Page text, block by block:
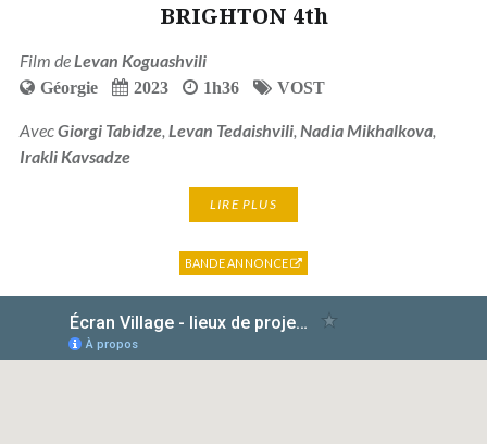
BRIGHTON 4th
Film de Levan Koguashvili
Géorgie 2023 1h36 VOST
AvecGiorgi Tabidze, Levan Tedaishvili, Nadia Mikhalkova,
Irakli Kavsadze
LIRE PLUS
BANDE ANNONCE